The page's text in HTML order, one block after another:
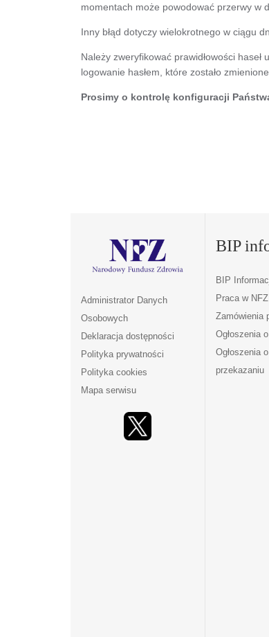
momentach może powodować przerwy w
Inny błąd dotyczy wielokrotnego w ciągu
Należy zweryfikować prawidłowości
logowanie hasłem, które zostało zmienione.
Prosimy o kontrolę konfiguracji
Administrator Danych
Osobowych
Deklaracja dostępności
Polityka prywatności
Polityka cookies
Mapa serwisu
BIP
BIP
Praca w NFZ
Zamówienia
Ogłoszenia
Ogłoszenia
przekazaniu